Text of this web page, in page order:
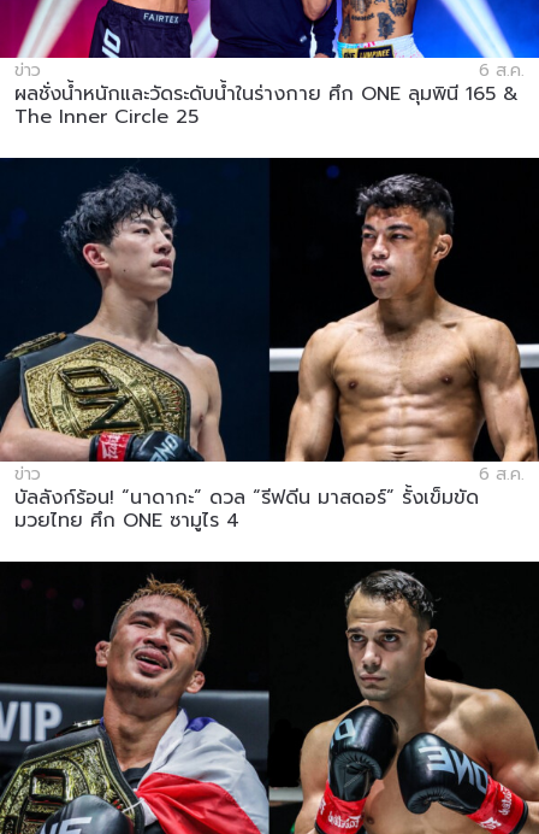
ข่าว 6 ส.ค.
ผลชั่งน้ำหนักและวัดระดับน้ำในร่างกาย ศึก ONE ลุมพินี 165 &
The Inner Circle 25
ข่าว 6 ส.ค.
บัลลังก์ร้อน! “นาดากะ” ดวล “รีฟดีน มาสดอร์” รั้งเข็มขัด
มวยไทย ศึก ONE ซามูไร 4